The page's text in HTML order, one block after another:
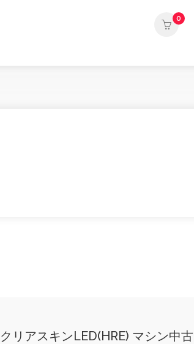
0
クリアスキンLED(HRE) マシン中古